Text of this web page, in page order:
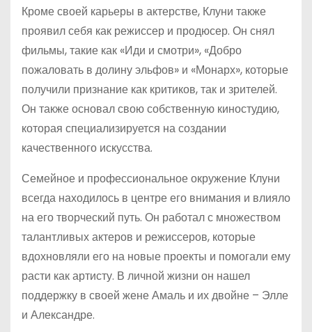
Кроме своей карьеры в актерстве, Клуни также
проявил себя как режиссер и продюсер. Он снял
фильмы, такие как «Иди и смотри», «Добро
пожаловать в долину эльфов» и «Монарх», которые
получили признание как критиков, так и зрителей.
Он также основал свою собственную киностудию,
которая специализируется на создании
качественного искусства.
Семейное и профессиональное окружение Клуни
всегда находилось в центре его внимания и влияло
на его творческий путь. Он работал с множеством
талантливых актеров и режиссеров, которые
вдохновляли его на новые проекты и помогали ему
расти как артисту. В личной жизни он нашел
поддержку в своей жене Амаль и их двойне – Элле
и Александре.